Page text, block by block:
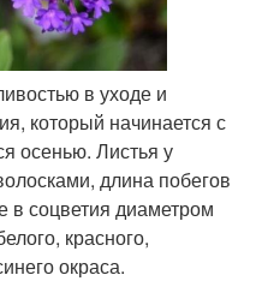
в уходе и
который начинается с
осенью. Листья у
длина побегов
в соцветия диаметром
красного,
окраса.